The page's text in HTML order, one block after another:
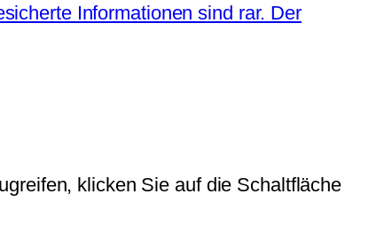
Informationen sind rar. Der
klicken Sie auf die Schaltfläche